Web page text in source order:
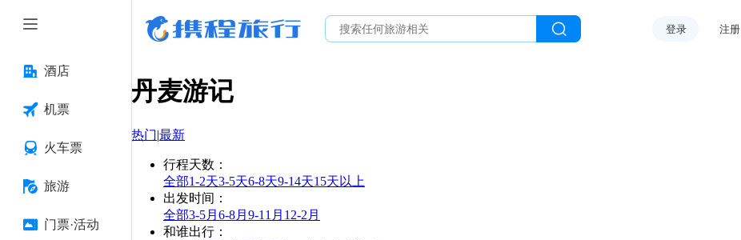
酒店
机票
火车票
旅游
门票·活动
登录 注册
丹麦游记
热门|最新
行程天数 ：
全部1-2天3-5天6-8天9-14天15天以上
出发时间 ：
全部3-5月 6-8月 9-11月 12-2月
和谁出行 ：